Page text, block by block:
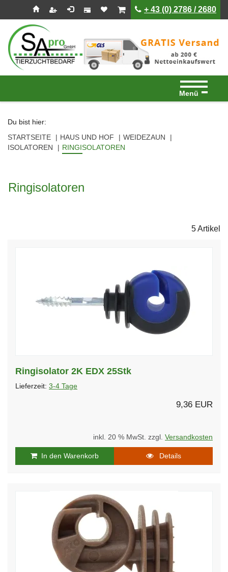
Seitenebreiche:
ist leerist leer+ 43 (0) 2786 / 2680
Menü
Du bist hier:
STARTSEITE
HAUS UND HOF
WEIDEZAUN
ISOLATOREN
RINGISOLATOREN
Ringisolatoren
5 Artikel
Ringisolator 2K EDX 25Stk
Lieferzeit: 3-4 Tage
9,36 EUR
inkl. 20 % MwSt. zzgl. Versandkosten
In den Warenkorb Details